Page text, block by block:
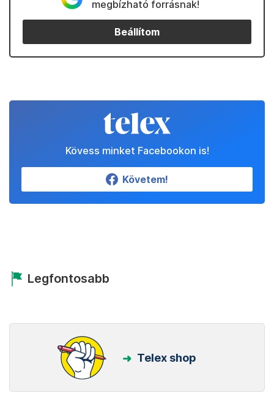
megbízható forrásnak!
Beállítom
Kövess minket Facebookon is!
Követem!
Legfontosabb
Telex shop